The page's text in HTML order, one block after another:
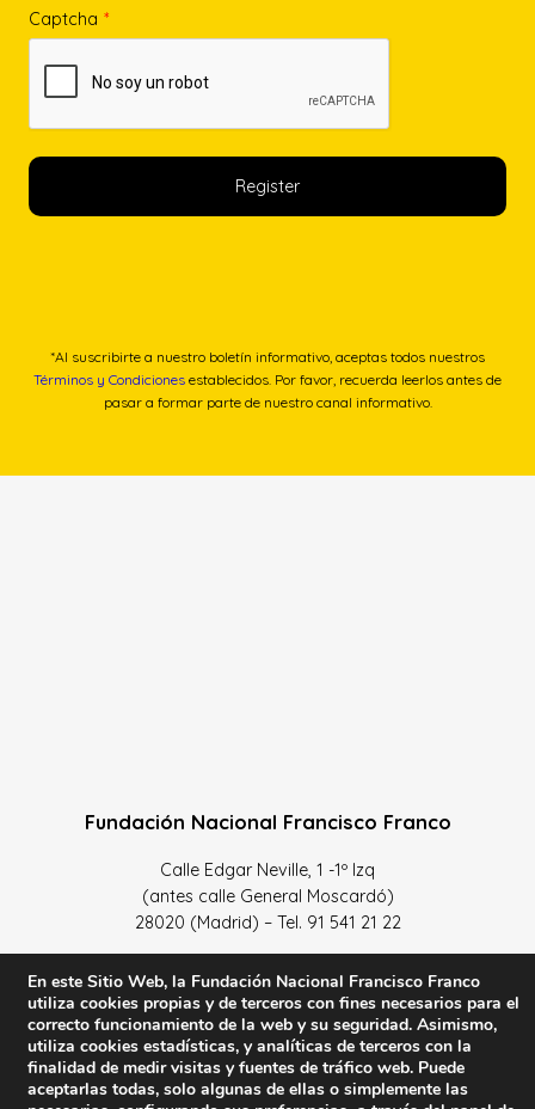
Captcha *
*Al suscribirte a nuestro boletín informativo, aceptas todos nuestros
Términos y Condiciones establecidos. Por favor, recuerda leerlos antes de
pasar a formar parte de nuestro canal informativo.
Fundación Nacional Francisco Franco
Calle Edgar Neville, 1 -1º Izq
(antes calle General Moscardó)
28020 (Madrid) – Tel. 91 541 21 22
Política de Privacidad y protección de datos–Sus datos
En este Sitio Web, la Fundación Nacional Francisco Franco
utiliza cookies propias y de terceros con fines necesarios para el
correcto funcionamiento de la web y su seguridad. Asimismo,
utiliza cookies estadísticas, y analíticas de terceros con la
finalidad de medir visitas y fuentes de tráfico web. Puede
aceptarlas todas, solo algunas de ellas o simplemente las